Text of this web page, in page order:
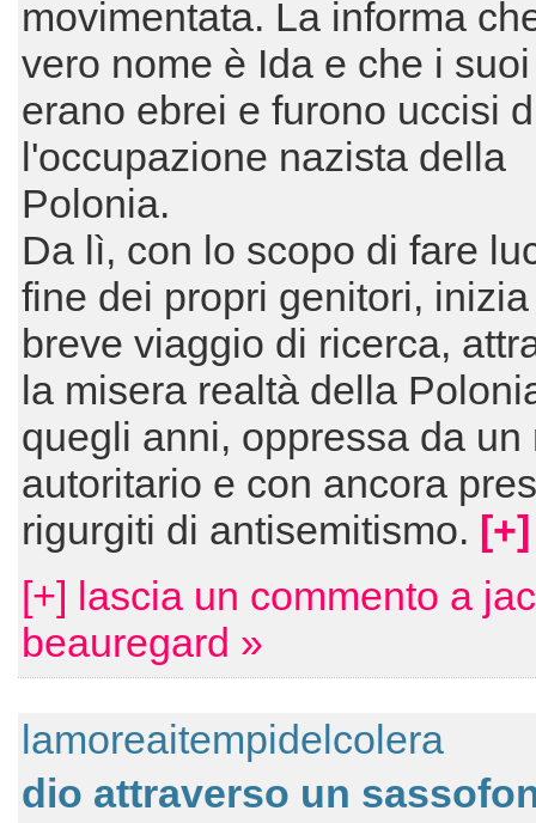
movimentata. La informa
vero nome è Ida e che i
erano ebrei e furono uccisi
l'occupazione nazista della
Polonia.
Da lì, con lo scopo di fare
fine dei propri genitori,
breve viaggio di ricerca,
la misera realtà della
quegli anni, oppressa da un
autoritario e con ancora
rigurgiti di antisemitismo. [+]
[+] lascia un commento a
beauregard »
lamoreaitempidelcolera
dio attraverso un